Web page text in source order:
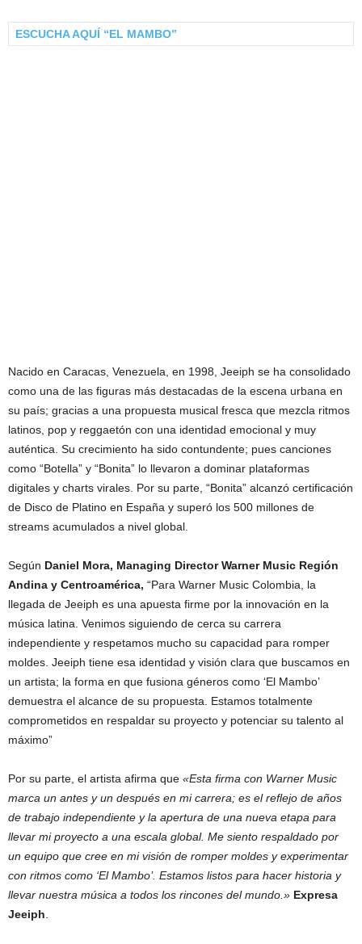
ESCUCHA AQUÍ “EL MAMBO”
Nacido en Caracas, Venezuela, en 1998, Jeeiph se ha consolidado
como una de las figuras más destacadas de la escena urbana en
su país; gracias a una propuesta musical fresca que mezcla ritmos
latinos, pop y reggaetón con una identidad emocional y muy
auténtica. Su crecimiento ha sido contundente; pues canciones
como “Botella” y “Bonita” lo llevaron a dominar plataformas
digitales y charts virales. Por su parte, “Bonita” alcanzó certificación
de Disco de Platino en España y superó los 500 millones de
streams acumulados a nivel global.
Según Daniel Mora, Managing Director Warner Music Región
Andina y Centroamérica, “Para Warner Music Colombia, la
llegada de Jeeiph es una apuesta firme por la innovación en la
música latina. Venimos siguiendo de cerca su carrera
independiente y respetamos mucho su capacidad para romper
moldes. Jeeiph tiene esa identidad y visión clara que buscamos en
un artista; la forma en que fusiona géneros como ‘El Mambo’
demuestra el alcance de su propuesta. Estamos totalmente
comprometidos en respaldar su proyecto y potenciar su talento al
máximo”
Por su parte, el artista afirma que «Esta firma con Warner Music
marca un antes y un después en mi carrera; es el reflejo de años
de trabajo independiente y la apertura de una nueva etapa para
llevar mi proyecto a una escala global. Me siento respaldado por
un equipo que cree en mi visión de romper moldes y experimentar
con ritmos como ‘El Mambo’. Estamos listos para hacer historia y
llevar nuestra música a todos los rincones del mundo.» Expresa
Jeeiph